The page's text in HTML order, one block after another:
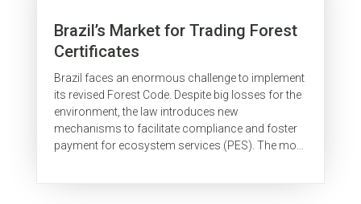
Brazil’s Market for Trading Forest
Certificates
Brazil faces an enormous challenge to implement
its revised Forest Code. Despite big losses for the
environment, the law introduces new
mechanisms to facilitate compliance and foster
payment for ecosystem services (PES). The most